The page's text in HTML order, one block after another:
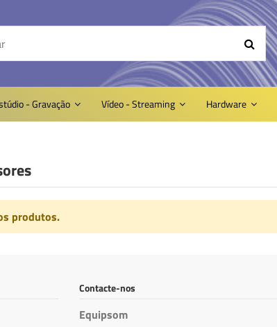
- Gravação Vídeo - Streaming Hardware
produtos.
Contacte-nos
Equipsom